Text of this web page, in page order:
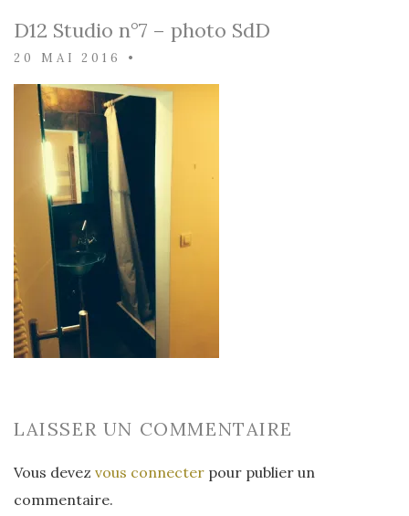
D12 Studio n°7 – photo SdD
20 MAI 2016 •
LAISSER UN COMMENTAIRE
Vous devez vous connecter pour publier un
commentaire.